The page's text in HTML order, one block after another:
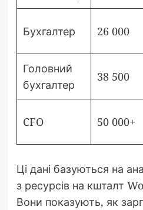
Бухгалтер 26 000
Головний
бухгалтер
38 500
CFO 50 000+
Ці дані базуються на
з ресурсів на кшталт
Вони показують, як